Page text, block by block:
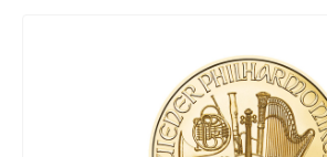
Цена выкупа
373 820 Руб.